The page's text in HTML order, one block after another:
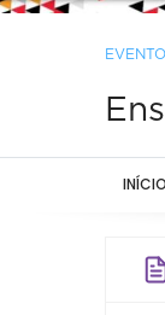
INÍCIO